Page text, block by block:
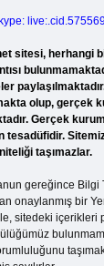
sitesi, herhangi
olup, gerçek
Gerçek
tesadüfidir.
taşımazlar.
gereğince
onaylanmış bir
sitedeki içerikleri